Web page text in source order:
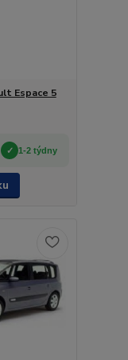
Espace 5
1-2 týdny